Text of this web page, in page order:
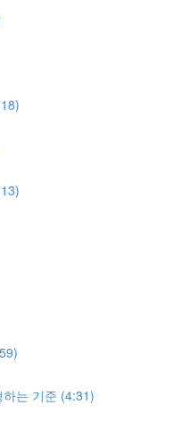
는 기준 (4:31)